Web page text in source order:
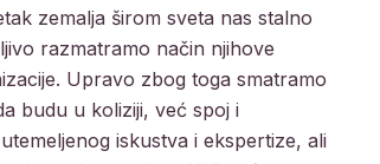
zemalja širom sveta nas stalno
razmatramo način njihove
Upravo zbog toga smatramo
budu u koliziji, već spoj i
iskustva i ekspertize, ali